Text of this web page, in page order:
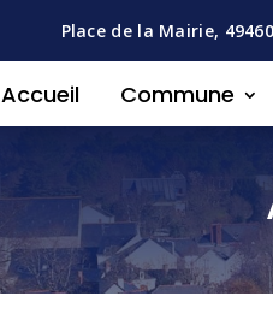
Place de la Mairie, 49460
Accueil Commune